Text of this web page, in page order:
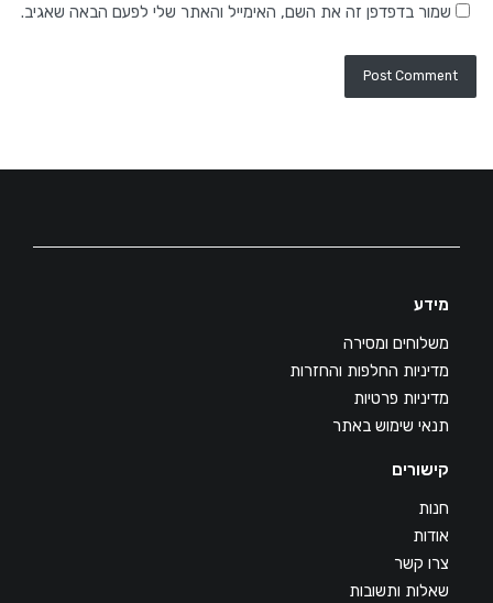
שמור בדפדפן זה את השם, האימייל והאתר שלי לפעם הבאה שאגיב.
מידע
משלוחים ומסירה
מדיניות החלפות והחזרות
מדיניות פרטיות
תנאי שימוש באתר
קישורים
חנות
אודות
צרו קשר
שאלות ותשובות